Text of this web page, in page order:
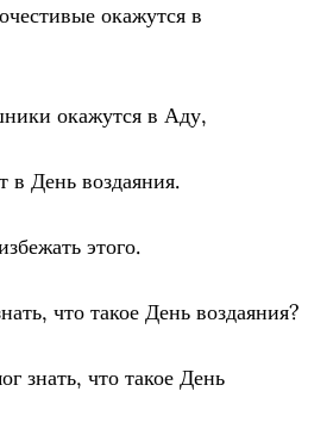
окажутся в
окажутся в Аду,
в День воздаяния.
этого.
что такое День воздаяния?
знать, что такое День